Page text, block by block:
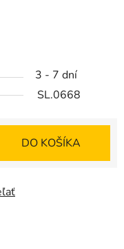
3 - 7 dní
SL.0668
DO KOŠÍKA